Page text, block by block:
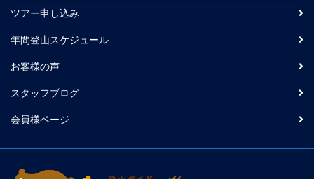
ツアー申し込み
年間登山スケジュール
お客様の声
スタッフブログ
会員様ページ